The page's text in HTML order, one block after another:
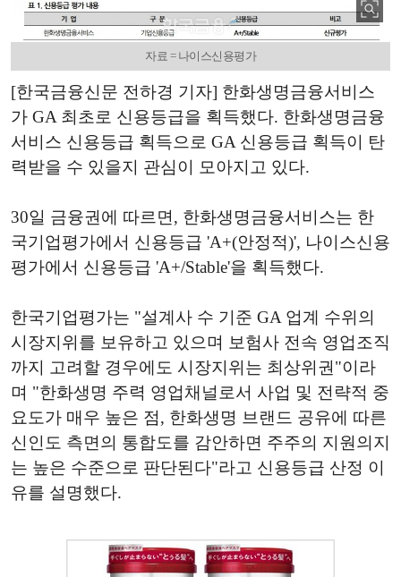
자료 = 나이스신용평가
[한국금융신문 전하경 기자] 한화생명금융서비스
가 GA 최초로 신용등급을 획득했다. 한화생명금융
서비스 신용등급 획득으로 GA 신용등급 획득이 탄
력받을 수 있을지 관심이 모아지고 있다.
30일 금융권에 따르면, 한화생명금융서비스는 한
국기업평가에서 신용등급 'A+(안정적)', 나이스신용
평가에서 신용등급 'A+/Stable'을 획득했다.
한국기업평가는 "설계사 수 기준 GA 업계 수위의
시장지위를 보유하고 있으며 보험사 전속 영업조직
까지 고려할 경우에도 시장지위는 최상위권"이라
며 "한화생명 주력 영업채널로서 사업 및 전략적 중
요도가 매우 높은 점, 한화생명 브랜드 공유에 따른
신인도 측면의 통합도를 감안하면 주주의 지원의지
는 높은 수준으로 판단된다"라고 신용등급 산정 이
유를 설명했다.